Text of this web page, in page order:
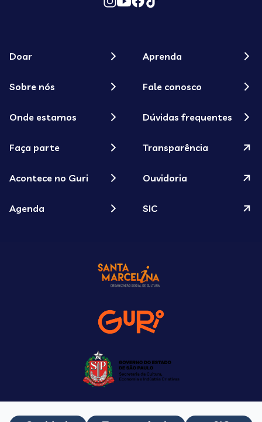
Doar
Sobre nós
Onde estamos
Faça parte
Acontece no Guri
Agenda
Aprenda
Fale conosco
Dúvidas frequentes
Transparência
Ouvidoria
SIC